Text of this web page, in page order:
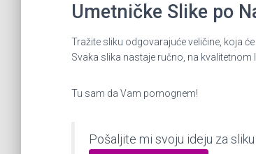
Umetničke Slike po
Tražite sliku odgovarajuće veličine, koja
Svaka slika nastaje ručno, na
Tu sam da Vam pomognem!
Pošaljite mi svoju ideju za